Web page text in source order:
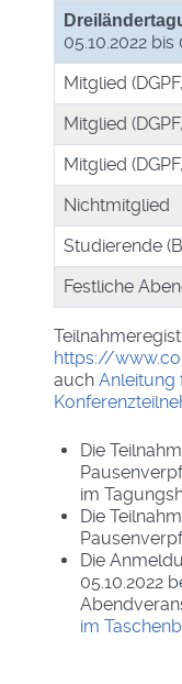
05.10.2022 bis
Mitglied
Mitglied
Mitglied
Nichtmitglied
Studierende
Festliche
https://
auch Anleitung
Die
im
Die
Die
05.10.2022
im